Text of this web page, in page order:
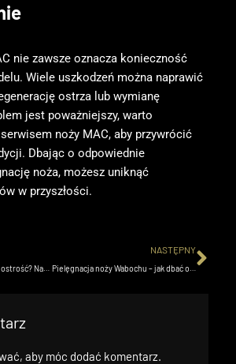
nie zawsze oznacza konieczność
Wiele uszkodzeń można naprawić
ostrza lub wymianę
jest poważniejszy, warto
noży MAC, aby przywrócić
Dbając o odpowiednie
noża, możesz uniknąć
w przyszłości.
Dlaczego nóż szybko traci ostrość? Najczęstsze przyczyny i rozwiązania
NASTĘPNY
Pielęgnacja noży Wabochu – jak dbać o tradycyjne japońskie noże, by służyły przez pokolenia
, aby móc dodać komentarz.